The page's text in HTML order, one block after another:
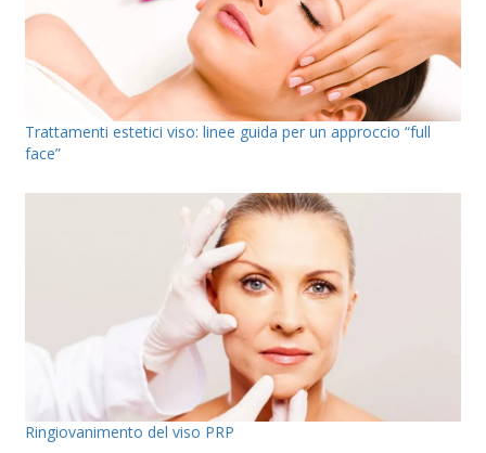
Trattamenti estetici viso: linee guida per un approccio “full
face”
Ringiovanimento del viso PRP